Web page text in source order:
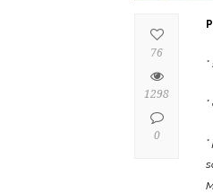
*
*
*
76
1298
0